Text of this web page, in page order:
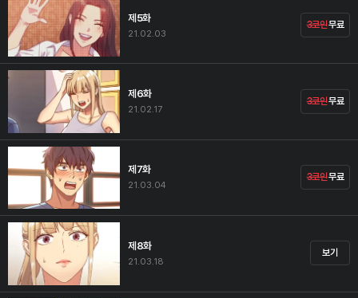
제5화
21.02.03
3코인무료
제6화
21.02.17
3코인무료
제7화
21.03.04
3코인무료
제8화
21.03.18
보기